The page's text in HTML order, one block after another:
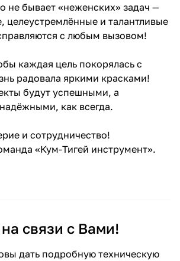
не бывает «неженских» задач —
целеустремлённые и талантливые
с любым вызовом!
каждая цель покорялась с
радовала яркими красками!
будут успешными, а
как всегда.
и сотрудничество!
«Кум-Тигей инструмент».
связи с Вами!
дать подробную техническую
Остались вопросы?
8 800 302-02-51